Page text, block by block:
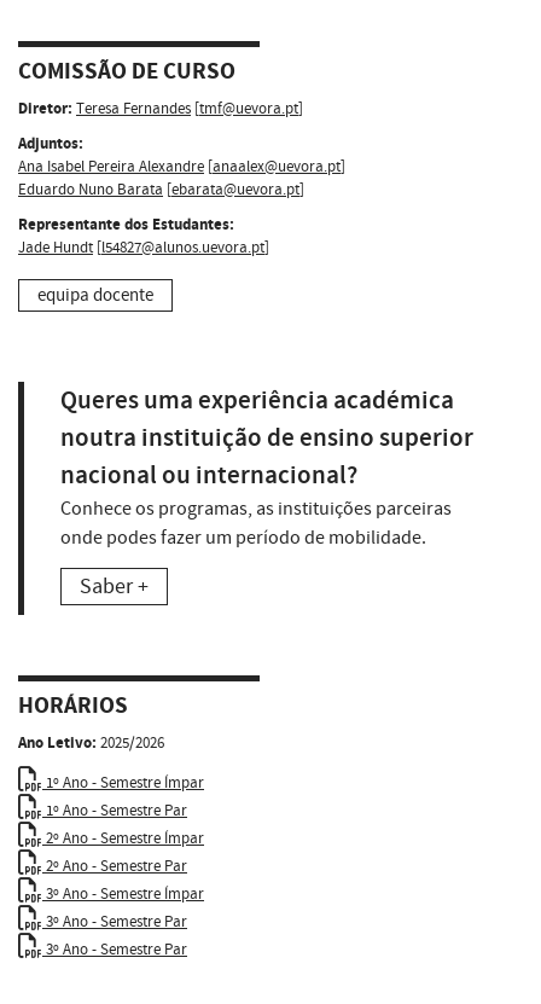
COMISSÃO DE CURSO
Diretor: Teresa Fernandes [tmf@uevora.pt]
Adjuntos:
Ana Isabel Pereira Alexandre [anaalex@uevora.pt]
Eduardo Nuno Barata [ebarata@uevora.pt]
Representante dos Estudantes:
Jade Hundt[l54827@alunos.uevora.pt]
equipa docente
Queres uma experiência académica
noutra instituição de ensino superior
nacional ou internacional?
Conhece os programas, as instituições parceiras
onde podes fazer um período de mobilidade.
Saber +
HORÁRIOS
Ano Letivo: 2025/2026
1º Ano - Semestre Ímpar
1º Ano - Semestre Par
2º Ano - Semestre Ímpar
2º Ano - Semestre Par
3º Ano - Semestre Ímpar
3º Ano - Semestre Par
3º Ano - Semestre Par